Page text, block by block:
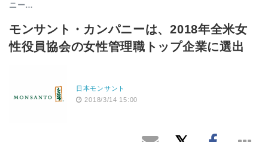
ニー…
モンサント・カンパニーは、2018年全米女
性役員協会の女性管理職トップ企業に選出
日本モンサント
2018/3/14 15:00